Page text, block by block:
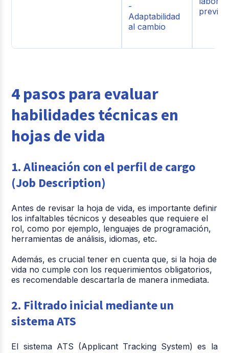
-
Adaptabilidad
al cambio
previas.
4 pasos para evaluar
habilidades técnicas en
hojas de vida
1. Alineación con el perfil de cargo
(Job Description)
Antes de revisar la hoja de vida, es importante definir
los infaltables técnicos y deseables que requiere el
rol, como por ejemplo, lenguajes de programación,
herramientas de análisis, idiomas, etc.
Además, es crucial tener en cuenta que, si la hoja de
vida no cumple con los requerimientos obligatorios,
es recomendable descartarla de manera inmediata.
2. Filtrado inicial mediante un
sistema ATS
El sistema ATS (Applicant Tracking System) es la